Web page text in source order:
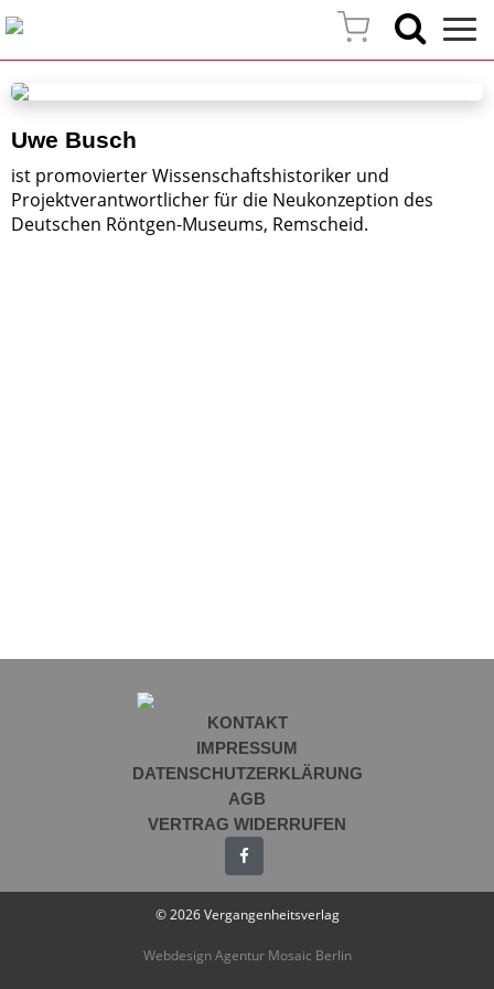
Uwe Busch
ist promovierter Wissenschaftshistoriker und
Projektverantwortlicher für die Neukonzeption des
Deutschen Röntgen-Museums, Remscheid.
KONTAKT
IMPRESSUM
DATENSCHUTZERKLÄRUNG
AGB
VERTRAG WIDERRUFEN
© 2026 Vergangenheitsverlag
Webdesign Agentur Mosaic Berlin